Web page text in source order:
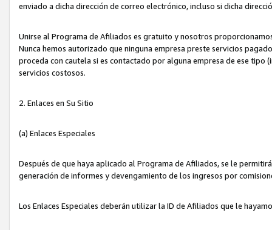
enviado a dicha dirección de correo electrónico, incluso si dicha
Unirse al Programa de Afiliados es gratuito y nosotros
Nunca hemos autorizado que ninguna empresa preste servicios
proceda con cautela si es contactado por alguna empresa de ese
servicios costosos.
2. Enlaces en Su Sitio
(a) Enlaces Especiales
Después de que haya aplicado al Programa de Afiliados, se le
generación de informes y devengamiento de los ingresos por
Los Enlaces Especiales deberán utilizar la ID de Afiliados que le